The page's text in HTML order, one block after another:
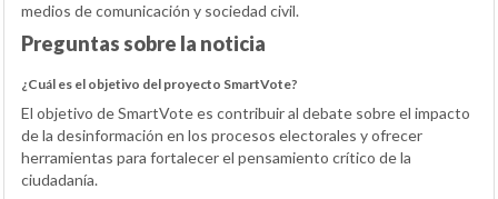
medios de comunicación y sociedad civil.
Preguntas sobre la noticia
¿Cuál es el objetivo del proyecto SmartVote?
El objetivo de SmartVote es contribuir al debate sobre el impacto
de la desinformación en los procesos electorales y ofrecer
herramientas para fortalecer el pensamiento crítico de la
ciudadanía.